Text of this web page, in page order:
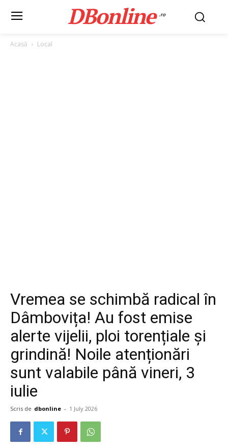
DBonline .ro
Acasă Local
Vremea se schimbă radical în
Dâmbovița! Au fost emise
alerte vijelii, ploi torențiale și
grindină! Noile atenționări
sunt valabile până vineri, 3
iulie
Scris de dbonline - 1 July 2026